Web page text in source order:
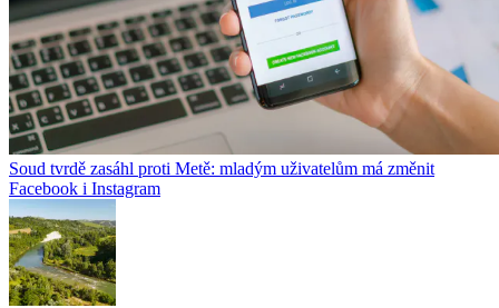
Soud tvrdě zasáhl proti Metě: mladým uživatelům má změnit
Facebook i Instagram